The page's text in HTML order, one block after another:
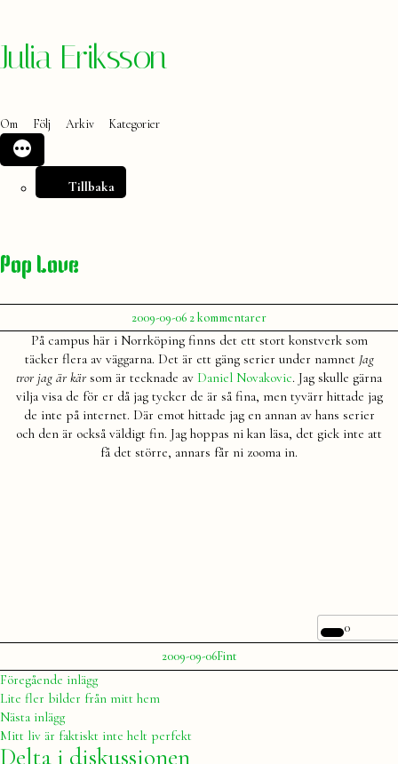
Hoppa
Julia Eriksson
Om Följ Arkiv Kategorier
Tillbaka
Pop Love
Publicerat
av
Julia
2009-09-06 2 kommentarertill
Pop
På campus här i Norrköping finns det ett stort konstverk som
täcker flera av väggarna. Det är ett gäng serier under namnet Jag
tror jag är kärsom är tecknade av Daniel Novakovic. Jag skulle gärna
vilja visa de för er då jag tycker de är så fina, men tyvärr hittade jag
de inte på internet. Där emot hittade jag en annan av hans serier
och den är också väldigt fin. Jag hoppas ni kan läsa, det gick inte att
få det större, annars får ni zooma in.
0
Publicerat
av
Julia
2009-09-06Publicerat
i
Fint
Inläggsnavigering
Föregående inläggFöregående
inlägg:
Lite fler bilder från mitt hem
Nästa inläggNästa
inlägg:
Mitt liv är faktiskt inte helt perfekt
Delta i diskussionen